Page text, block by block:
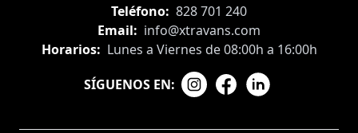
Teléfono: 828 701 240
Email: info@xtravans.com
Horarios: Lunes a Viernes de 08:00h a 16:00h
SÍGUENOS EN: